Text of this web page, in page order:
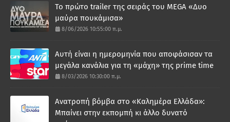
Το πρώτο trailer της σειράς του MEGA «Δυο
μαύρα πουκάμισα»
8/06/2026 10:55:00 π.μ.
Αυτή είναι η ημερομηνία που αποφάσισαν τα
μεγάλα κανάλια για τη «μάχη» της prime time
8/03/2026 10:30:00 π.μ.
Ανατροπή βόμβα στο «Καλημέρα Ελλάδα»:
Μπαίνει στην εκπομπή κι άλλο δυνατό